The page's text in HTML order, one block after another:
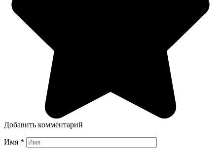
Добавить комментарий
Имя *